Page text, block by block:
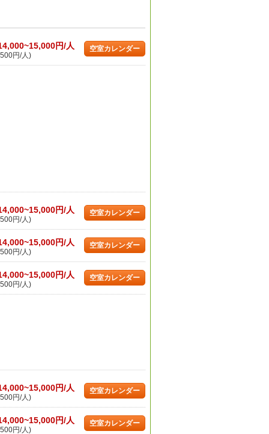
円/人
円/人)
空室カレンダー
円/人
円/人)
空室カレンダー
円/人
円/人)
空室カレンダー
円/人
円/人)
空室カレンダー
円/人
円/人)
空室カレンダー
円/人
円/人)
空室カレンダー